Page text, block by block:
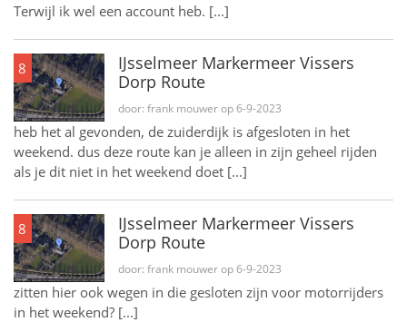
Terwijl ik wel een account heb. [...]
8
IJsselmeer Markermeer Vissers
Dorp Route
door: frank mouwer op 6-9-2023
heb het al gevonden, de zuiderdijk is afgesloten in het
weekend. dus deze route kan je alleen in zijn geheel rijden
als je dit niet in het weekend doet [...]
8
IJsselmeer Markermeer Vissers
Dorp Route
door: frank mouwer op 6-9-2023
zitten hier ook wegen in die gesloten zijn voor motorrijders
in het weekend? [...]